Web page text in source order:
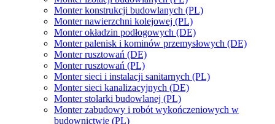
Monter konstrukcji budowlanych (PL)
Monter nawierzchni kolejowej (PL)
Monter okładzin podłogowych (DE)
Monter palenisk i kominów przemysłowych (DE)
Monter rusztowań (DE)
Monter rusztowań (PL)
Monter sieci i instalacji sanitarnych (PL)
Monter sieci kanalizacyjnych (DE)
Monter stolarki budowlanej (PL)
Monter zabudowy i robót wykończeniowych w
budownictwie (PL)